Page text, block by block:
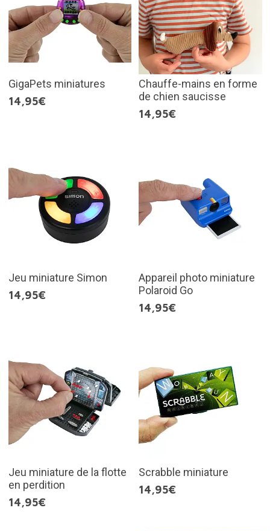
GigaPets miniatures
14,95€
Chauffe-mains en forme
de chien saucisse
14,95€
Jeu miniature Simon
14,95€
Appareil photo miniature
Polaroid Go
14,95€
Jeu miniature de la flotte
en perdition
14,95€
Scrabble miniature
14,95€